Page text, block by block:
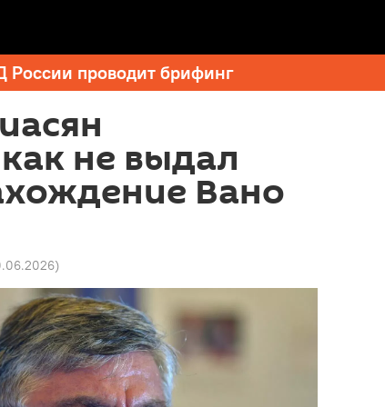
России проводит брифинг
не выдал
Вано
)